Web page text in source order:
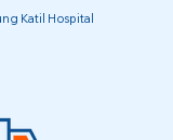
Katil Hospital